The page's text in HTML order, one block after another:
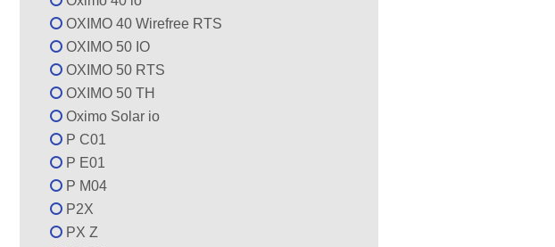
OXIMO 40 Wirefree RTS
OXIMO 50 IO
OXIMO 50 RTS
OXIMO 50 TH
Oximo Solar io
P C01
P E01
P M04
P2X
PX Z